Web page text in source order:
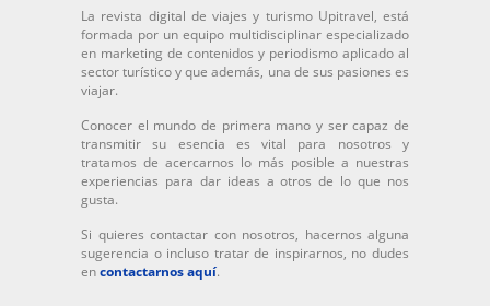
La revista digital de viajes y turismo Upitravel, está
formada por un equipo multidisciplinar especializado
en marketing de contenidos y periodismo aplicado al
sector turístico y que además, una de sus pasiones es
viajar.
Conocer el mundo de primera mano y ser capaz de
transmitir su esencia es vital para nosotros y
tratamos de acercarnos lo más posible a nuestras
experiencias para dar ideas a otros de lo que nos
gusta.
Si quieres contactar con nosotros, hacernos alguna
sugerencia o incluso tratar de inspirarnos, no dudes
encontactarnos aquí.